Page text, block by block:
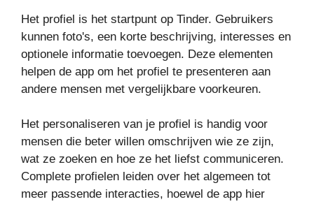
Het profiel is het startpunt op Tinder. Gebruikers
kunnen foto's, een korte beschrijving, interesses en
optionele informatie toevoegen. Deze elementen
helpen de app om het profiel te presenteren aan
andere mensen met vergelijkbare voorkeuren.
Het personaliseren van je profiel is handig voor
mensen die beter willen omschrijven wie ze zijn,
wat ze zoeken en hoe ze het liefst communiceren.
Complete profielen leiden over het algemeen tot
meer passende interacties, hoewel de app hier